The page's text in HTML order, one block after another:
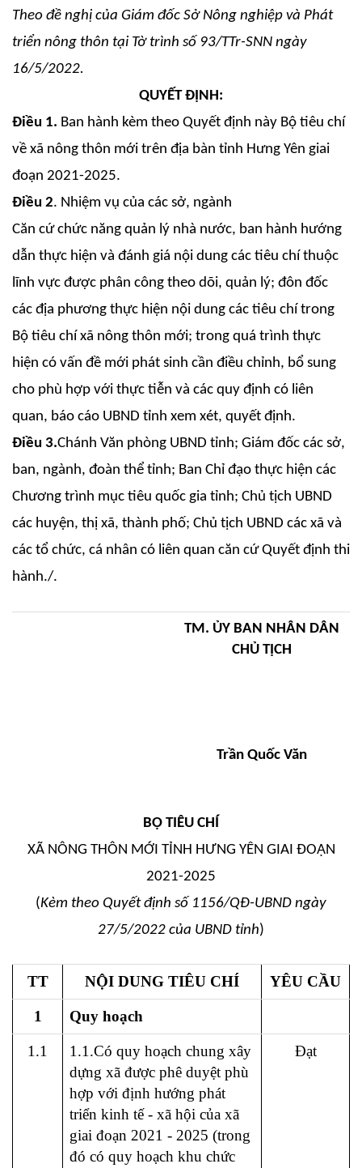
Theo đề nghị của Giám đốc Sở Nông nghiệp và Phát
triển nông thôn tại Tờ trình số 93/TTr-SNN ngày
16/5/2022.
QUYẾT ĐỊNH:
Điều 1. Ban hành kèm theo Quyết định này Bộ tiêu chí
về xã nông thôn mới trên địa bàn tỉnh Hưng Yên giai
đoạn 2021-2025.
Điều 2. Nhiệm vụ của các sở, ngành
Căn cứ chức năng quản lý nhà nước, ban hành hướng
dẫn thực hiện và đánh giá nội dung các tiêu chí thuộc
lĩnh vực được phân công theo dõi, quản lý; đôn đốc
các địa phương thực hiện nội dung các tiêu chí trong
Bộ tiêu chí xã nông thôn mới; trong quá trình thực
hiện có vấn đề mới phát sinh cần điều chỉnh, bổ sung
cho phù hợp với thực tiễn và các quy định có liên
quan, báo cáo UBND tỉnh xem xét, quyết định.
Điều 3.Chánh Văn phòng UBND tỉnh; Giám đốc các sở,
ban, ngành, đoàn thể tỉnh; Ban Chỉ đạo thực hiện các
Chương trình mục tiêu quốc gia tỉnh; Chủ tịch UBND
các huyện, thị xã, thành phố; Chủ tịch UBND các xã và
các tổ chức, cá nhân có liên quan căn cứ Quyết định thi
hành./.
TM. ỦY BAN NHÂN DÂN
CHỦ TỊCH
Trần Quốc Văn
BỘ TIÊU CHÍ
XÃ NÔNG THÔN MỚI TỈNH HƯNG YÊN GIAI ĐOẠN
2021-2025
(Kèm theo Quyết định số 1156/QĐ-UBND ngày
27/5/2022 của UBND tỉnh)
TT NỘI DUNG TIÊU CHÍ YÊU CẦU
1 Quy hoạch
1.1
1.1.Có quy hoạch chung xây
dựng xã được phê duyệt phù
hợp với định hướng phát
triển kinh tế - xã hội của xã
giai đoạn 2021 - 2025 (trong
đó có quy hoạch khu chức
Đạt